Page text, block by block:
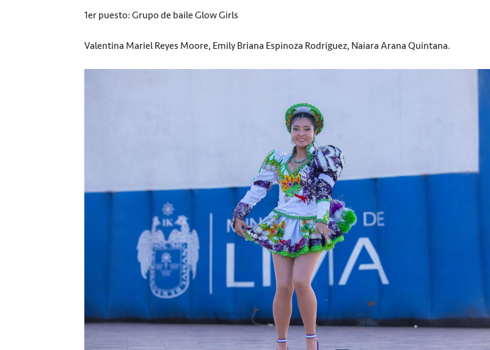
1er puesto: Grupo de baile Glow Girls
Valentina Mariel Reyes Moore, Emily Briana Espinoza Rodríguez, Naiara Arana Quintana.